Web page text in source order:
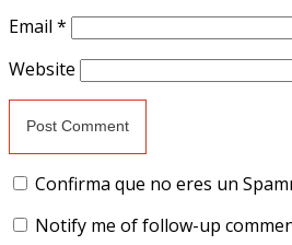
Email *
Website
Confirma que no eres un
Notify me of follow-up